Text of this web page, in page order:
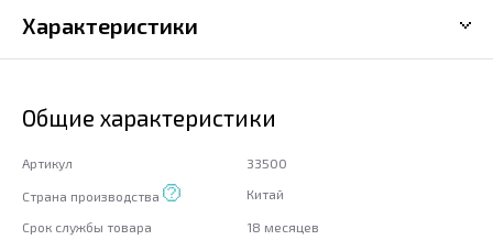
Характеристики
Общие характеристики
Артикул 33500
Страна производства Китай
Срок службы товара
18 месяцев